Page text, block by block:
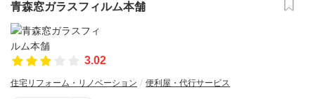
青森窓ガラスフィルム本舗
3.02
住宅リフォーム・リノベーション 便利屋・代行サービス